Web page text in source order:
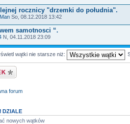
rocznicy "drzemki do południa".
So, 08.12.2018 13:42
samotnosci “.
N, 04.11.2018 23:09
wątki nie starsze niż:
forum
DZIALE
nowych wątków